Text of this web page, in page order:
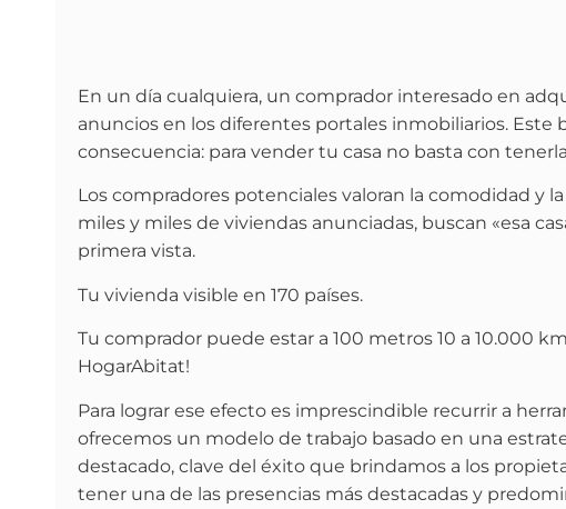
En un día cualquiera, un comprador interesado en
anuncios en los diferentes portales inmobiliarios.
consecuencia: para vender tu casa no basta con
Los compradores potenciales valoran la comodidad y
miles y miles de viviendas anunciadas, buscan «esa
primera vista.
Tu vivienda visible en 170 países.
Tu comprador puede estar a 100 metros 10 a 10.000
HogarAbitat!
Para lograr ese efecto es imprescindible recurrir a
ofrecemos un modelo de trabajo basado en una
destacado, clave del éxito que brindamos a los
tener una de las presencias más destacadas y